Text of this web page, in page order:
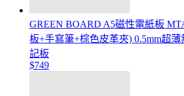
GREEN BOARD A5磁性電紙板
板+手寫筆+棕色皮革夾) 0.5mm超
記板
$749